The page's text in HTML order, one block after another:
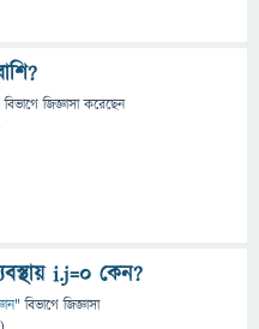
জিজ্ঞাসাকরেছেন
i.j=0 কেন?
" বিভাগে জিজ্ঞাসা